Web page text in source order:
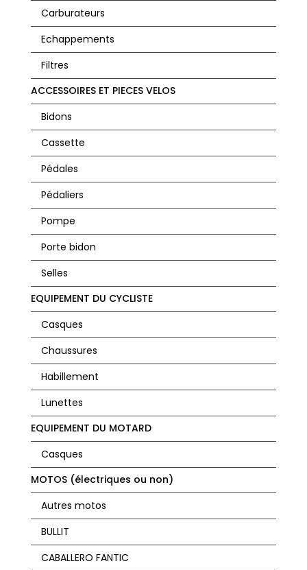
Carburateurs
Echappements
Filtres
ACCESSOIRES ET PIECES VELOS
Bidons
Cassette
Pédales
Pédaliers
Pompe
Porte bidon
Selles
EQUIPEMENT DU CYCLISTE
Casques
Chaussures
Habillement
Lunettes
EQUIPEMENT DU MOTARD
Casques
MOTOS (électriques ou non)
Autres motos
BULLIT
CABALLERO FANTIC